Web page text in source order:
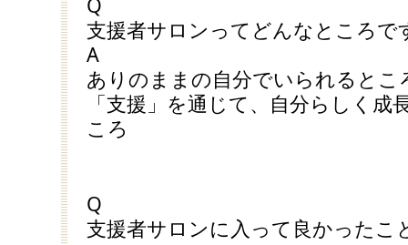
Q
支援者サロンってどんなところで
A
ありのままの自分でいられるとこ
「支援」を通じて、自分らしく
ころ
Q
支援者サロンに入って良かったこ